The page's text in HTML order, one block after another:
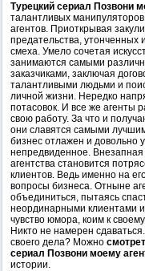
Турецкий сериал Позвони
талантливых манипуляторов
агентов. Приоткрывая
предательства, утонченных
смеха. Умело сочетая
занимаются самыми
заказчиками, заключая
талантливыми людьми и
личной жизни. Нередко
потасовок. И все же
свою работу. За что и
они славятся самыми
бизнес отлажен и довольно
непредвиденное. Внезапная
агентства становится
клиентов. Ведь именно на
вопросы бизнеса. Отныне
объединиться, пытаясь
неординарными клиентами
чувство юмора, коим к
Никто не намерен
своего дела? Можно
сериал Позвони моему
истории.